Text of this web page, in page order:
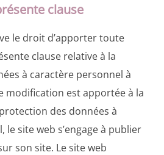
clause
le droit d’apporter toute
clause relative à la
à caractère personnel à
modification est apportée à la
des données à
le site web s’engage à publier
son site. Le site web